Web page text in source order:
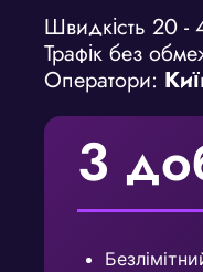
Швидкість 20 -
Трафік без
Оператори:
3